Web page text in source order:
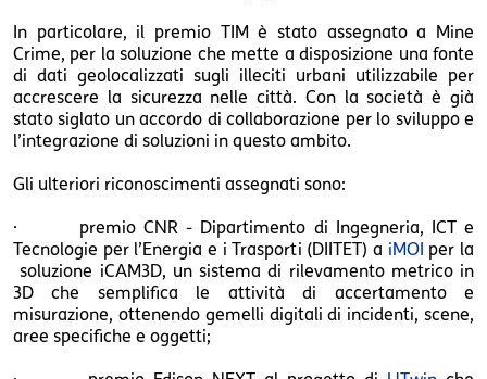
In particolare, il premio TIM è stato assegnato a Mine
Crime, per la soluzione che mette a disposizione una fonte
di dati geolocalizzati sugli illeciti urbani utilizzabile per
accrescere la sicurezza nelle città. Con la società è già
stato siglato un accordo di collaborazione per lo sviluppo e
l’integrazione di soluzioni in questo ambito.
Gli ulteriori riconoscimenti assegnati sono:
· premio CNR - Dipartimento di Ingegneria, ICT e
Tecnologie per l’Energia e i Trasporti (DIITET) a iMOI per la
soluzione iCAM3D, un sistema di rilevamento metrico in
3D che semplifica le attività di accertamento e
misurazione, ottenendo gemelli digitali di incidenti, scene,
aree specifiche e oggetti;